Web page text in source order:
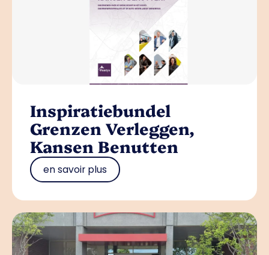
Inspiratiebundel
Grenzen Verleggen,
Kansen Benutten
en savoir plus